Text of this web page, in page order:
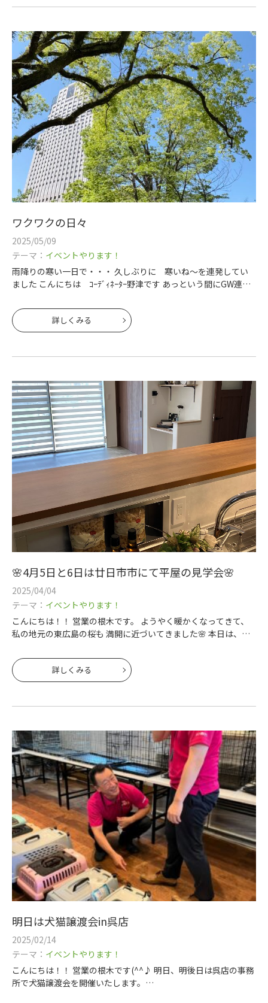
ワクワクの日々
2025/05/09
テーマ： イベントやります！
雨降りの寒い一日で・・・ 久しぶりに 寒いね～を連発してい
ました こんにちは ｺｰﾃﾞｨﾈｰﾀｰ野津です あっという間にGW連休
ッと一息の
詳しくみる
🌸4月5日と6日は廿日市市にて平屋の見学会🌸
2025/04/04
テーマ： イベントやります！
こんにちは！！ 営業の根木です。 ようやく暖かくなってきて、
私の地元の東広島の桜も 満開に近づいてきました🌸 本日は、今
詳しくみる
明日は犬猫譲渡会in呉店
2025/02/14
テーマ： イベントやります！
こんにちは！！ 営業の根木です(^^♪ 明日、明後日は呉店の事務
所で犬猫譲渡会を開催いたします。